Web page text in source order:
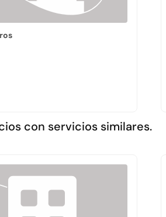
con servicios similares.